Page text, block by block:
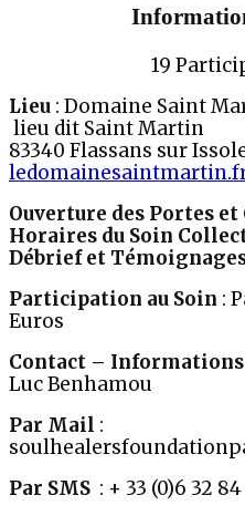
19
Lieu : Domaine Saint
lieu dit Saint Martin
83340 Flassans sur
Ouverture des Portes et
Horaires du Soin
Débrief et
Participation au Soin :
Euros
Contact –
Luc Benhamou
Par Mail :
Par SMS : + 33 (0)6 32